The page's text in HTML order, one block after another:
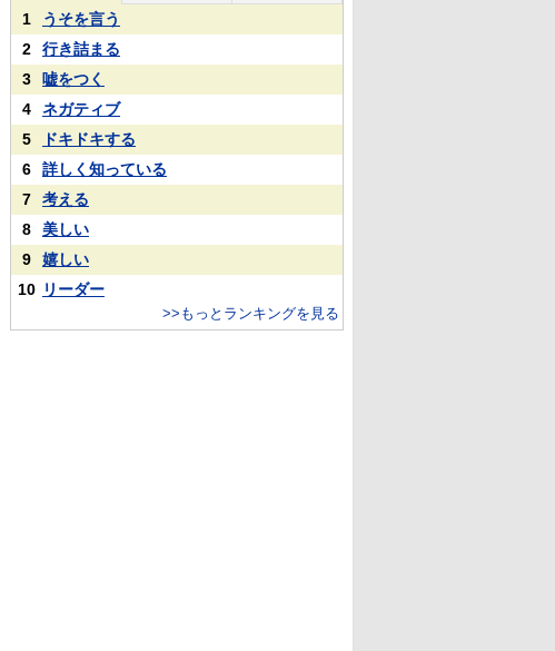
1
うそを言う
2
行き詰まる
3
嘘をつく
4
ネガティブ
5
ドキドキする
6
詳しく知っている
7
考える
8
美しい
9
嬉しい
10 リーダー
>>もっとランキングを見る